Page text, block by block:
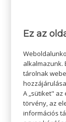
KERESÉS
Ez az
alkalmazunk.
tárolnak
A „sütiket" az
törvény, az
információs